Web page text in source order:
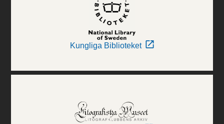
Kungliga Biblioteket